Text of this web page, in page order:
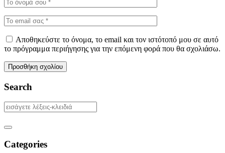
Αποθηκεύστε το όνομα, το email και τον ιστότοπό μου σε αυτό
το πρόγραμμα περιήγησης για την επόμενη φορά που θα σχολιάσω.
Search
Categories